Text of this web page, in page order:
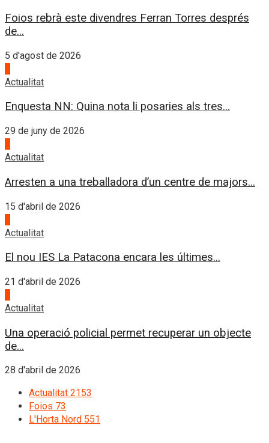
Foios rebrà este divendres Ferran Torres després
de...
5 d'agost de 2026
Actualitat
Enquesta NN: Quina nota li posaries als tres...
29 de juny de 2026
Actualitat
Arresten a una treballadora d’un centre de majors...
15 d'abril de 2026
Actualitat
El nou IES La Patacona encara les últimes...
21 d'abril de 2026
Actualitat
Una operació policial permet recuperar un objecte
de...
28 d'abril de 2026
Actualitat 2153
Foios 73
L'Horta Nord 551